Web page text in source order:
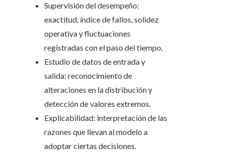
Supervisión del desempeño:
exactitud, índice de fallos, solidez
operativa y fluctuaciones
registradas con el paso del tiempo.
Estudio de datos de entrada y
salida: reconocimiento de
alteraciones en la distribución y
detección de valores extremos.
Explicabilidad: interpretación de las
razones que llevan al modelo a
adoptar ciertas decisiones.